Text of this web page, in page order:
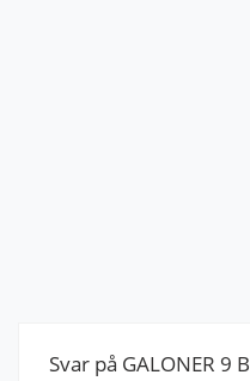
Svar på GALONER 9